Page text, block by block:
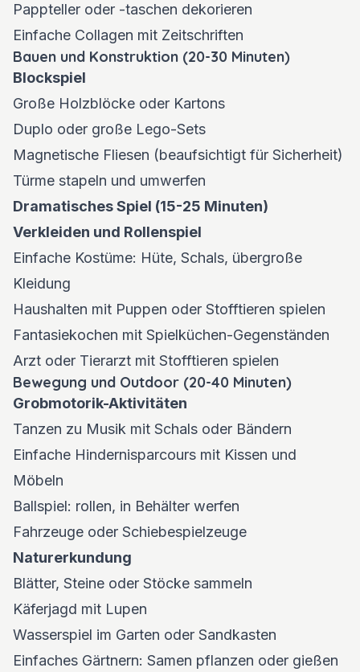
Pappteller oder -taschen dekorieren
Einfache Collagen mit Zeitschriften
Bauen und Konstruktion (20-30 Minuten)
Blockspiel
Große Holzblöcke oder Kartons
Duplo oder große Lego-Sets
Magnetische Fliesen (beaufsichtigt für Sicherheit)
Türme stapeln und umwerfen
Dramatisches Spiel (15-25 Minuten)
Verkleiden und Rollenspiel
Einfache Kostüme: Hüte, Schals, übergroße
Kleidung
Haushalten mit Puppen oder Stofftieren spielen
Fantasiekochen mit Spielküchen-Gegenständen
Arzt oder Tierarzt mit Stofftieren spielen
Bewegung und Outdoor (20-40 Minuten)
Grobmotorik-Aktivitäten
Tanzen zu Musik mit Schals oder Bändern
Einfache Hindernisparcours mit Kissen und
Möbeln
Ballspiel: rollen, in Behälter werfen
Fahrzeuge oder Schiebespielzeuge
Naturerkundung
Blätter, Steine oder Stöcke sammeln
Käferjagd mit Lupen
Wasserspiel im Garten oder Sandkasten
Einfaches Gärtnern: Samen pflanzen oder gießen